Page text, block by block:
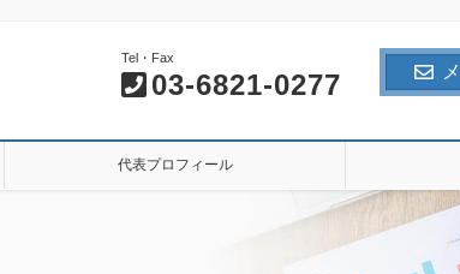
Tel・Fax
03-6821-0277
代表プロフィール